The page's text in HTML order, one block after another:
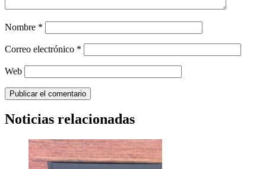
Nombre *
Correo electrónico *
Web
Noticias relacionadas